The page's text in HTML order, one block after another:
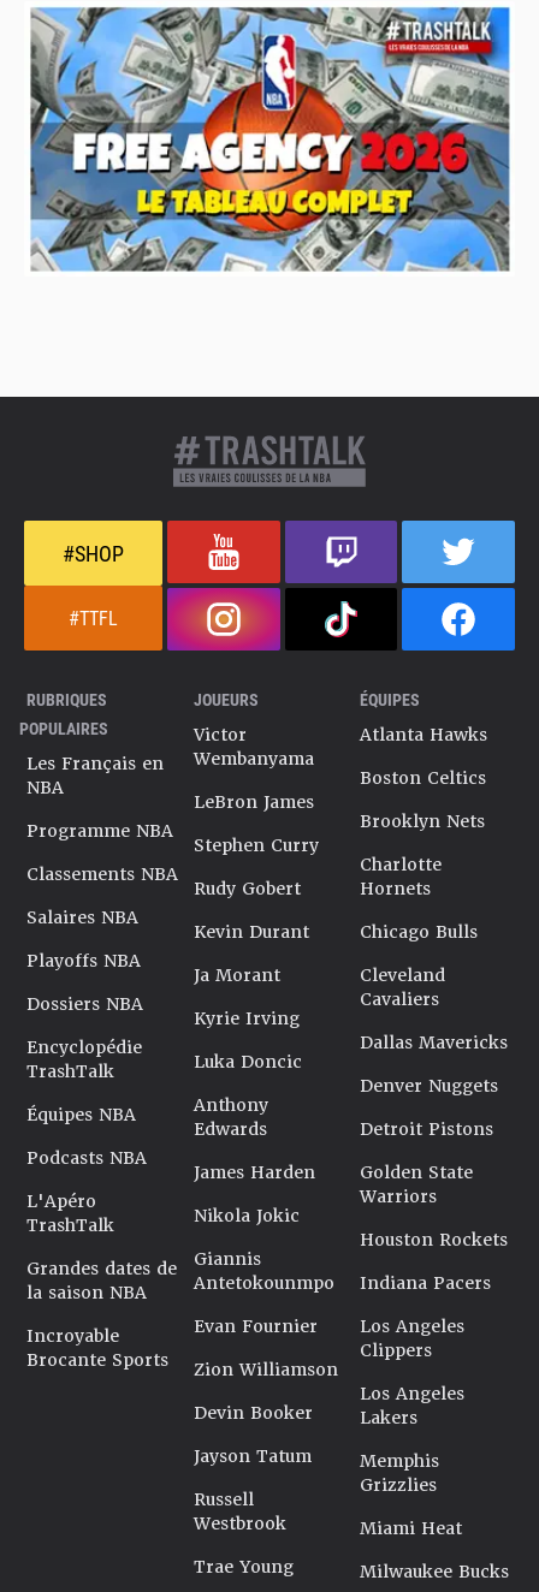
#SHOP
#TTFL
RUBRIQUES
POPULAIRES
Les Français en
NBA
Programme NBA
Classements NBA
Salaires NBA
Playoffs NBA
Dossiers NBA
Encyclopédie
TrashTalk
Équipes NBA
Podcasts NBA
L'Apéro
TrashTalk
Grandes dates de
la saison NBA
Incroyable
Brocante Sports
JOUEURS
Victor
Wembanyama
LeBron James
Stephen Curry
Rudy Gobert
Kevin Durant
Ja Morant
Kyrie Irving
Luka Doncic
Anthony
Edwards
James Harden
Nikola Jokic
Giannis
Antetokounmpo
Evan Fournier
Zion Williamson
Devin Booker
Jayson Tatum
Russell
Westbrook
Trae Young
ÉQUIPES
Atlanta Hawks
Boston Celtics
Brooklyn Nets
Charlotte
Hornets
Chicago Bulls
Cleveland
Cavaliers
Dallas Mavericks
Denver Nuggets
Detroit Pistons
Golden State
Warriors
Houston Rockets
Indiana Pacers
Los Angeles
Clippers
Los Angeles
Lakers
Memphis
Grizzlies
Miami Heat
Milwaukee Bucks